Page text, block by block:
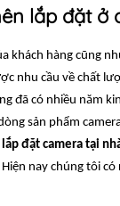
lắp đặt ở
khách hàng cũng
nhu cầu về chất
đã có nhiều năm
sản phẩm
lắp đặt camera tại
nay chúng tôi có